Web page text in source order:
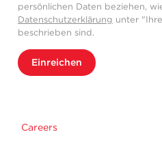
persönlichen Daten beziehen,
Datenschutzerklärung unter
beschrieben sind.
Einreichen
Careers